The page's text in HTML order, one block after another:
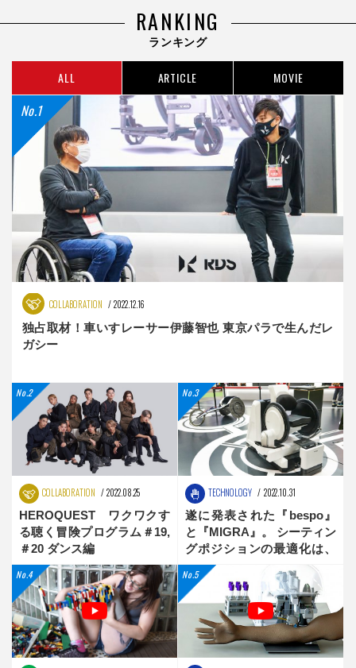
RANKING
ランキング
ALL ARTICLE MOVIE
COLLABORATION 2022.12.16
独占取材！車いすレーサー伊藤智也 東京パラで生んだレ
ガシー
COLLABORATION 2022.08.25
HEROQUEST ワクワクす
る聴く冒険プログラム＃19,
＃20 ダンス編
TECHNOLOGY 2022.10.31
遂に発表された『bespo』
と『MIGRA』。 シーティン
グポジションの最適化は、
新時代へ